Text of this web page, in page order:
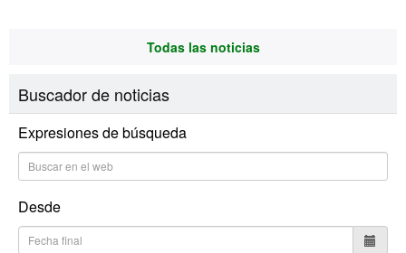
Todas las noticias
Buscador de noticias
Expresiones de búsqueda
Desde